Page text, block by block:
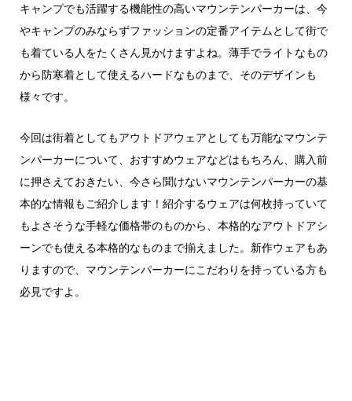
キャンプでも活躍する機能性の高いマウンテンパーカーは、今
やキャンプのみならずファッションの定番アイテムとして街で
も着ている人をたくさん見かけますよね。薄手でライトなもの
から防寒着として使えるハードなものまで、そのデザインも
様々です。
今回は街着としてもアウトドアウェアとしても万能なマウンテ
ンパーカーについて、おすすめウェアなどはもちろん、購入前
に押さえておきたい、今さら聞けないマウンテンパーカーの基
本的な情報もご紹介します！紹介するウェアは何枚持っていて
もよさそうな手軽な価格帯のものから、本格的なアウトドアシ
ーンでも使える本格的なものまで揃えました。新作ウェアもあ
りますので、マウンテンパーカーにこだわりを持っている方も
必見ですよ。